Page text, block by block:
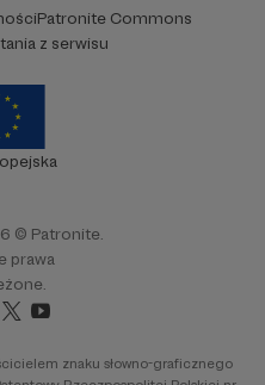
Patronite Commons
z serwisu
© Patronite.
prawa
znaku słowno-graficznego